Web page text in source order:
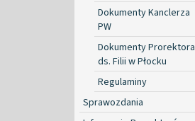
Dokumenty Kanclerza
PW
Dokumenty Prorektora
ds. Filii w Płocku
Regulaminy
Sprawozdania